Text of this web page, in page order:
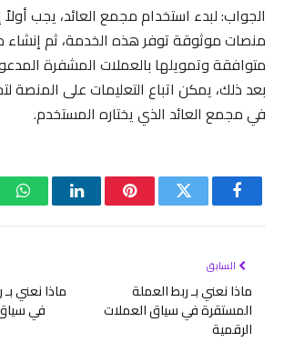
الجواب: لبدء استخدام مجمع العائد، يجب
منصات موثوقة توفر هذه الخدمة، ثم
متوافقة وتمويلها بالعملات المشفرة
بعد ذلك، يمكن اتباع التعليمات على المنصة
في مجمع العائد الذي يختاره المستخدم.
فيسبوكتويتر بينتيريستلينكدإن
السابق
ماذا نعني بـ ربط العملة
المستقرة في سياق العملات
الرقمية
ماذا نعني
في